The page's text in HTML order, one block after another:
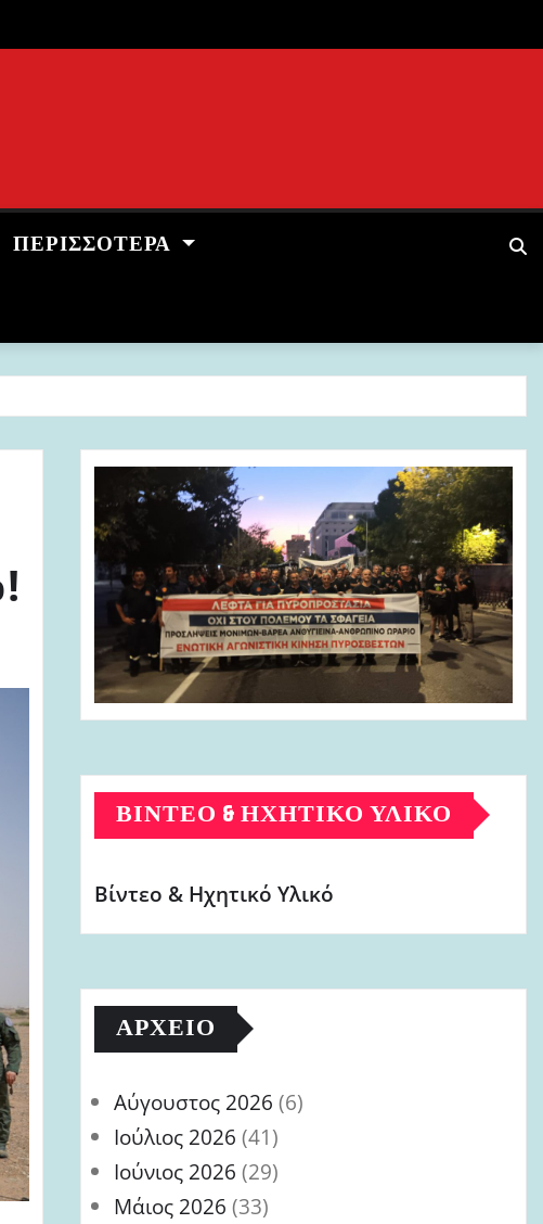
ΠΕΡΙΣΣΌΤΕΡΑ
ΒΊΝΤΕΟ & ΗΧΗΤΙΚΌ ΥΛΙΚΌ
Βίντεο & Ηχητικό Υλικό
ΑΡΧΕΊΟ
Αύγουστος 2026 (6)
Ιούλιος 2026 (41)
Ιούνιος 2026 (29)
Μάιος 2026 (33)